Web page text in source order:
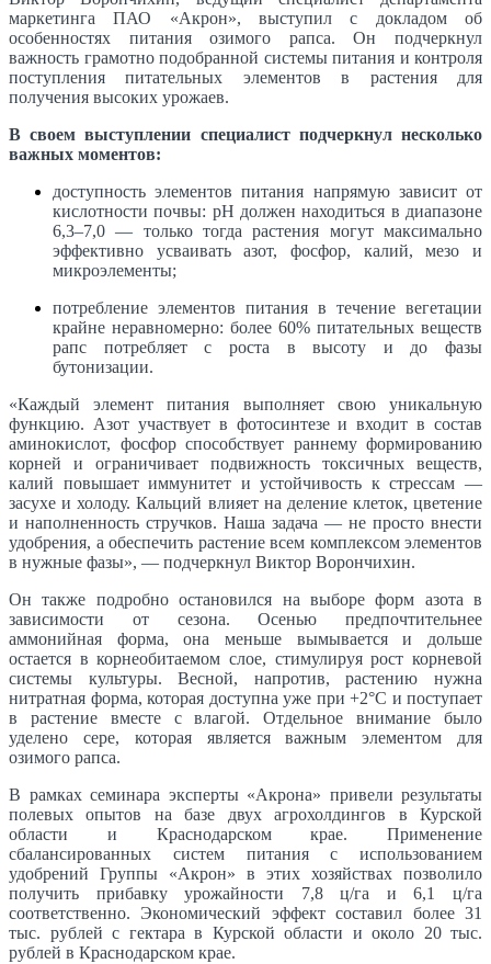
маркетинга ПАО «Акрон», выступил с докладом об
особенностях питания озимого рапса. Он подчеркнул
важность грамотно подобранной системы питания и контроля
поступления питательных элементов в растения для
получения высоких урожаев.
В своем выступлении специалист подчеркнул несколько
важных моментов:
доступность элементов питания напрямую зависит от
кислотности почвы: pH должен находиться в диапазоне
6,3–7,0 — только тогда растения могут максимально
эффективно усваивать азот, фосфор, калий, мезо и
микроэлементы;
потребление элементов питания в течение вегетации
крайне неравномерно: более 60% питательных веществ
рапс потребляет с роста в высоту и до фазы
бутонизации.
«Каждый элемент питания выполняет свою уникальную
функцию. Азот участвует в фотосинтезе и входит в состав
аминокислот, фосфор способствует раннему формированию
корней и ограничивает подвижность токсичных веществ,
калий повышает иммунитет и устойчивость к стрессам —
засухе и холоду. Кальций влияет на деление клеток, цветение
и наполненность стручков. Наша задача — не просто внести
удобрения, а обеспечить растение всем комплексом элементов
в нужные фазы», — подчеркнул Виктор Ворончихин.
Он также подробно остановился на выборе форм азота в
зависимости от сезона. Осенью предпочтительнее
аммонийная форма, она меньше вымывается и дольше
остается в корнеобитаемом слое, стимулируя рост корневой
системы культуры. Весной, напротив, растению нужна
нитратная форма, которая доступна уже при +2°C и поступает
в растение вместе с влагой. Отдельное внимание было
уделено сере, которая является важным элементом для
озимого рапса.
В рамках семинара эксперты «Акрона» привели результаты
полевых опытов на базе двух агрохолдингов в Курской
области и Краснодарском крае. Применение
сбалансированных систем питания с использованием
удобрений Группы «Акрон» в этих хозяйствах позволило
получить прибавку урожайности 7,8 ц/га и 6,1 ц/га
соответственно. Экономический эффект составил более 31
тыс. рублей с гектара в Курской области и около 20 тыс.
рублей в Краснодарском крае.